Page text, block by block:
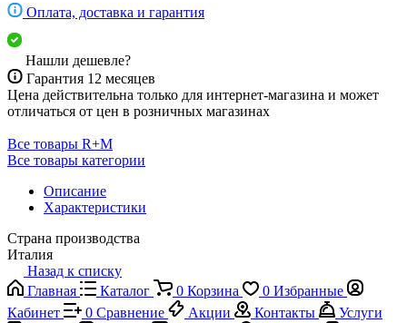
Оплата, доставка и гарантия
Нашли дешевле?
Гарантия 12 месяцев
Цена действительна только для интернет-магазина и может
отличаться от цен в розничных магазинах
Все товары R+M
Все товары категории
Описание
Характеристики
Страна производства
Италия
Назад к списку
Главная
Каталог 0 Корзина 0 Избранные
Кабинет
0 Сравнение Акции Контакты
Услуги